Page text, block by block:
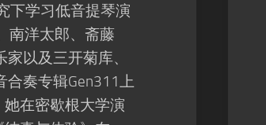
下学习低音提琴演
南洋太郎、斋藤
以及三开菊库、
合奏专辑Gen311上
在密歇根大学演